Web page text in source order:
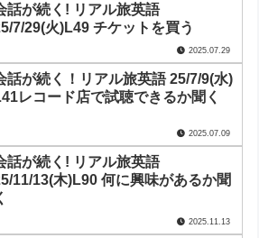
話が続く! リアル旅英語
7/29(火)L49 チケットを買う
2025.07.29
話が続く！リアル旅英語 25/7/9(水)
レコード店で試聴できるか聞く
2025.07.09
話が続く! リアル旅英語
11/13(木)L90 何に興味があるか聞
2025.11.13